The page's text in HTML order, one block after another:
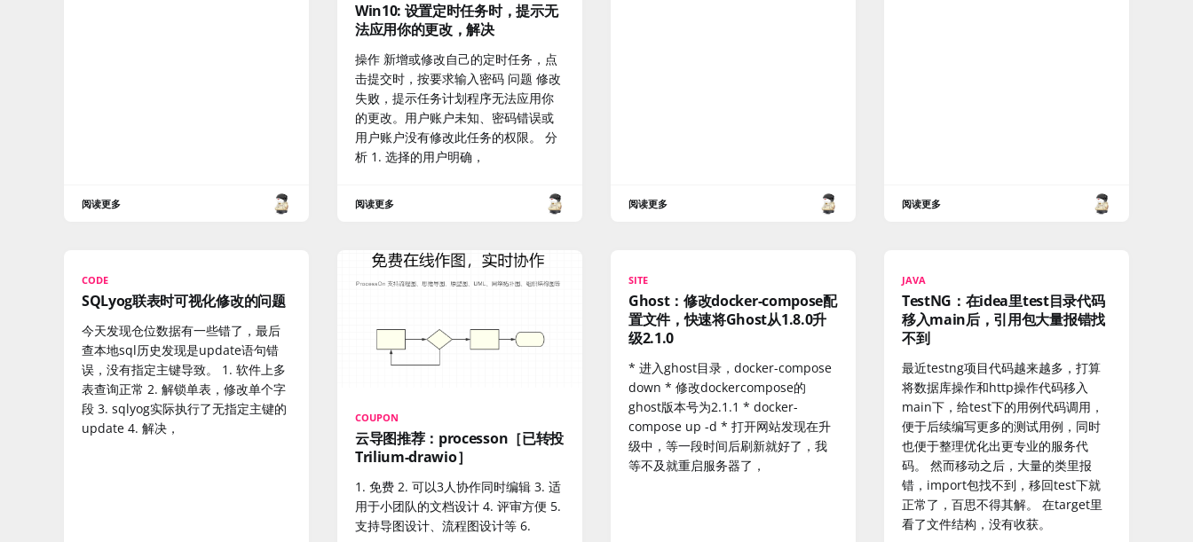
阅读更多
Win10: 设置定时任务时，提示无
法应用你的更改，解决
操作 新增或修改自己的定时任务，点
击提交时，按要求输入密码 问题 修改
失败，提示任务计划程序无法应用你
的更改。用户账户未知、密码错误或
用户账户没有修改此任务的权限。 分
析 1. 选择的用户明确，
阅读更多 阅读更多 阅读更多
CODE
SQLyog联表时可视化修改的问题
今天发现仓位数据有一些错了，最后
查本地sql历史发现是update语句错
误，没有指定主键导致。 1. 软件上多
表查询正常 2. 解锁单表，修改单个字
段 3. sqlyog实际执行了无指定主键的
update 4. 解决，
COUPON
云导图推荐：processon［已转投
Trilium-drawio］
1. 免费 2. 可以3人协作同时编辑 3. 适
用于小团队的文档设计 4. 评审方便 5.
支持导图设计、流程图设计等 6.
SITE
Ghost：修改docker-compose配
置文件，快速将Ghost从1.8.0升
级2.1.0
* 进入ghost目录，docker-compose
down * 修改dockercompose的
ghost版本号为2.1.1 * docker-
compose up -d * 打开网站发现在升
级中，等一段时间后刷新就好了，我
等不及就重启服务器了，
JAVA
TestNG：在idea里test目录代码
移入main后，引用包大量报错找
不到
最近testng项目代码越来越多，打算
将数据库操作和http操作代码移入
main下，给test下的用例代码调用，
便于后续编写更多的测试用例，同时
也便于整理优化出更专业的服务代
码。 然而移动之后，大量的类里报
错，import包找不到，移回test下就
正常了，百思不得其解。 在target里
看了文件结构，没有收获。